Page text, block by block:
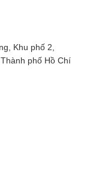
Khu phố 2,
phố Hồ Chí